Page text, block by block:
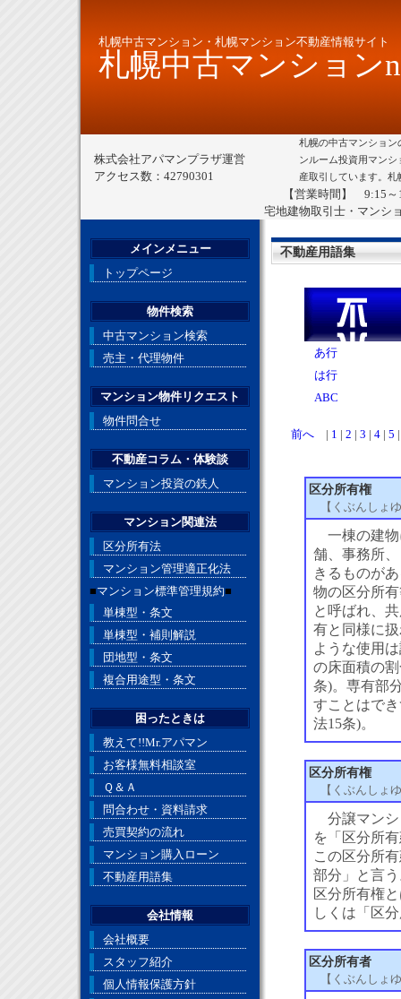
札幌中古マンション・札幌マンション不動産情報サイト
札幌中古マンション
株式会社アパマンプラザ運営
アクセス数：42790301
札幌の中古マンショ
ンルーム投資用マン
産取引しています。
【営業時間】 9:15
宅地建物取引士・マンシ
不動産用語集
あ行
は行
ABC
前へ| 1 | 2 | 3 | 4| 5
区分所有権
【くぶんしょ
一棟の建物
舗、事務所
きるものが
物の区分所
と呼ばれ、
有と同様に
ような使用
の床面積の
条)。専有部
すことはで
法15条)。
区分所有権
【くぶんしょ
分譲マンシ
を「区分所
この区分所
部分」と言
区分所有権
しくは「区
区分所有者
【くぶんしょ
メインメニュー
トップページ
物件検索
中古マンション検索
売主・代理物件
マンション物件リクエスト
物件問合せ
不動産コラム・体験談
マンション投資の鉄人
マンション関連法
区分所有法
マンション管理適正化法
■マンション標準管理規約■
単棟型・条文
単棟型・補則解説
団地型・条文
複合用途型・条文
困ったときは
教えて!!Mr.アパマン
お客様無料相談室
Ｑ＆Ａ
問合わせ・資料請求
売買契約の流れ
マンション購入ローン
不動産用語集
会社情報
会社概要
スタッフ紹介
個人情報保護方針